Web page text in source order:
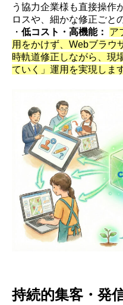
う協力企業様も直接操作
ロスや、細かな修正ごと
・ 低コスト・高機能：
ア
用をかけず、Webブラウ
時軌道修正しながら、現
ていく」運用を実現します
持続的集客・発